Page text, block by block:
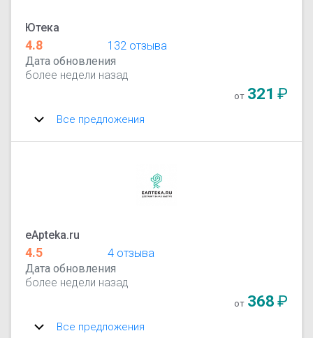
Ютека
4.8
132 отзыва
Дата обновления
более недели назад
от 321 ₽
Все предложения
eApteka.ru
4.5
4 отзыва
Дата обновления
более недели назад
от 368₽
Все предложения